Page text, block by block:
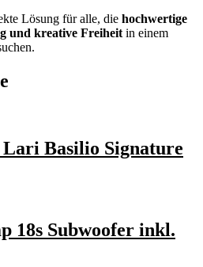
Lösung für alle, die hochwertige
und kreative Freiheit in einem
Basilio Signature
18s Subwoofer inkl.